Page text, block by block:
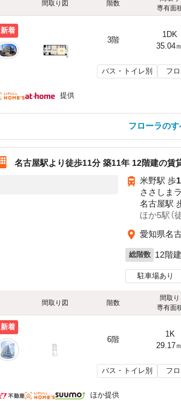
間取り図 階数
専有面
新着
3階
1DK
35.04
バス・トイレ別 フ
提供
フローラの
名古屋駅より徒歩11分 築11年 12階建の賃
米野駅 歩
ささしま
名古屋駅
ほか5駅（
愛知県名
総階数 12階建
駐車場あり
間取り図 階数
間取り
専有面
新着
6階
1K
29.17
バス・トイレ別 フ
ほか提供